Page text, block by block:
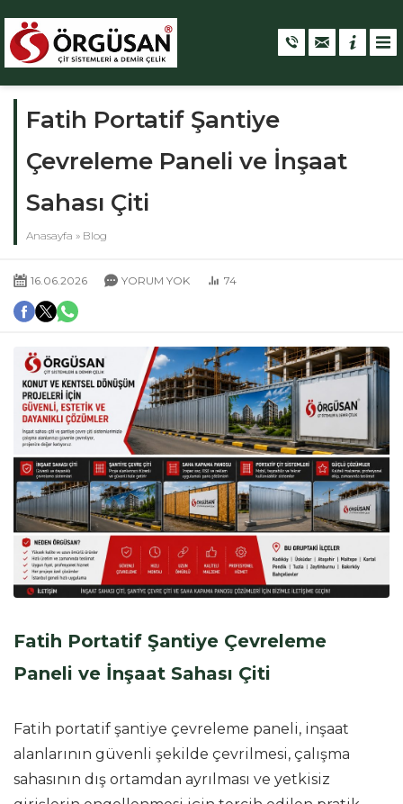
Fatih Portatif Şantiye
Çevreleme Paneli ve İnşaat
Sahası Çiti
Anasayfa » Blog
16.06.2026 YORUM YOK 74
Fatih Portatif Şantiye Çevreleme
Paneli ve İnşaat Sahası Çiti
Fatih portatif şantiye çevreleme paneli, inşaat
alanlarının güvenli şekilde çevrilmesi, çalışma
sahasının dış ortamdan ayrılması ve yetkisiz